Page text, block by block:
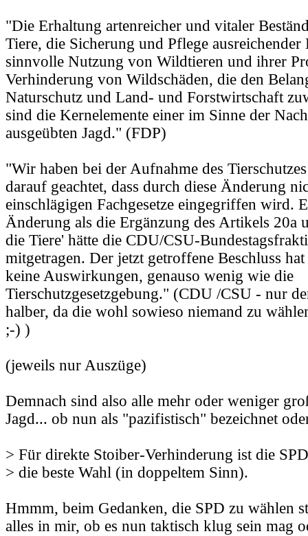
"Die Erhaltung artenreicher und vitaler
Tiere, die Sicherung und Pflege ausreichender
sinnvolle Nutzung von Wildtieren und ihrer
Verhinderung von Wildschäden, die den
Naturschutz und Land- und Forstwirtschaft
sind die Kernelemente einer im Sinne der
ausgeübten Jagd." (FDP)
"Wir haben bei der Aufnahme des
darauf geachtet, dass durch diese Änderung
einschlägigen Fachgesetze eingegriffen wird.
Änderung als die Ergänzung des Artikels 20a
die Tiere' hätte die CDU/CSU-
mitgetragen. Der jetzt getroffene Beschluss
keine Auswirkungen, genauso wenig wie die
Tierschutzgesetzgebung." (CDU /CSU - nur
halber, da die wohl sowieso niemand zu
;-) )
(jeweils nur Auszüge)
Demnach sind also alle mehr oder weniger
Jagd... ob nun als "pazifistisch" bezeichnet
> Für direkte Stoiber-Verhinderung ist die
> die beste Wahl (in doppeltem Sinn).
Hmmm, beim Gedanken, die SPD zu wählen
alles in mir, ob es nun taktisch klug sein mag